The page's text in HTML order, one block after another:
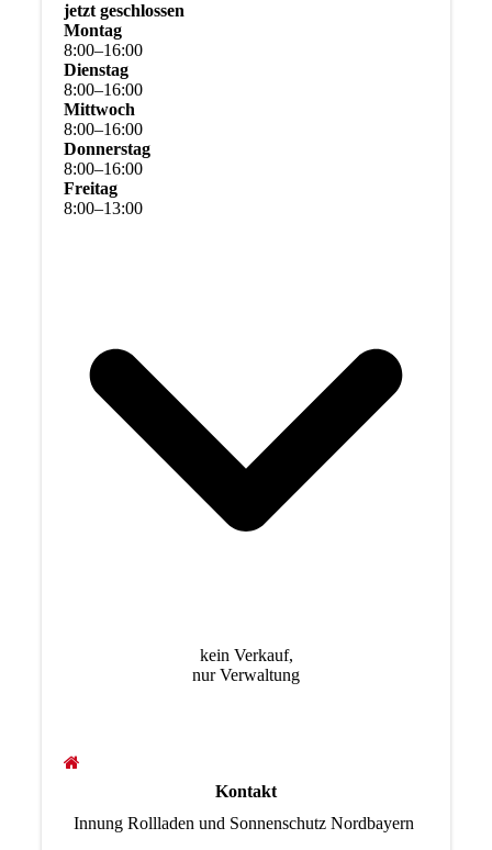
jetzt geschlossen
Montag
8:00–16:00
Dienstag
8:00–16:00
Mittwoch
8:00–16:00
Donnerstag
8:00–16:00
Freitag
8:00–13:00
kein Verkauf,
nur Verwaltung
Kontakt
Innung Rollladen und Sonnenschutz Nordbayern